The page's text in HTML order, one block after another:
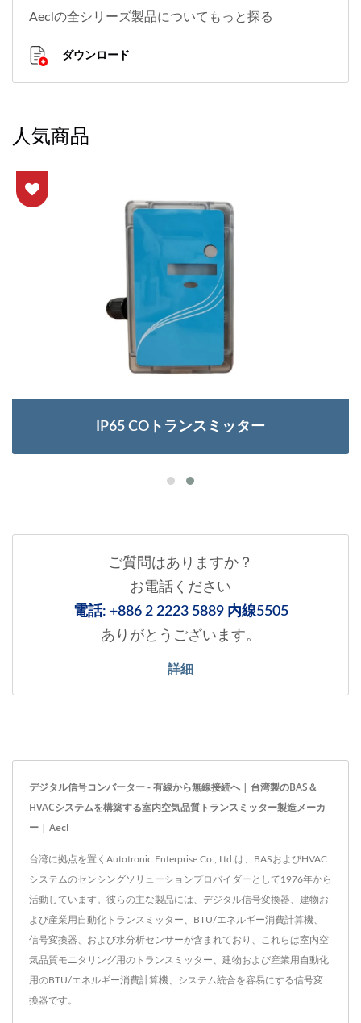
Aeclの全シリーズ製品についてもっと探る
ダウンロード
人気商品
IP65 COトランスミッター
ご質問はありますか？
お電話ください
電話: +886 2 2223 5889 内線5505
ありがとうございます。
詳細
デジタル信号コンバーター - 有線から無線接続へ | 台湾製のBAS＆
HVACシステムを構築する室内空気品質トランスミッター製造メーカ
ー | Aecl
台湾に拠点を置くAutotronic Enterprise Co., Ltd.は、BASおよびHVAC
システムのセンシングソリューションプロバイダーとして1976年から
活動しています。彼らの主な製品には、デジタル信号変換器、建物お
よび産業用自動化トランスミッター、BTU/エネルギー消費計算機、
信号変換器、および水分析センサーが含まれており、これらは室内空
気品質モニタリング用のトランスミッター、建物および産業用自動化
用のBTU/エネルギー消費計算機、システム統合を容易にする信号変
換器です。